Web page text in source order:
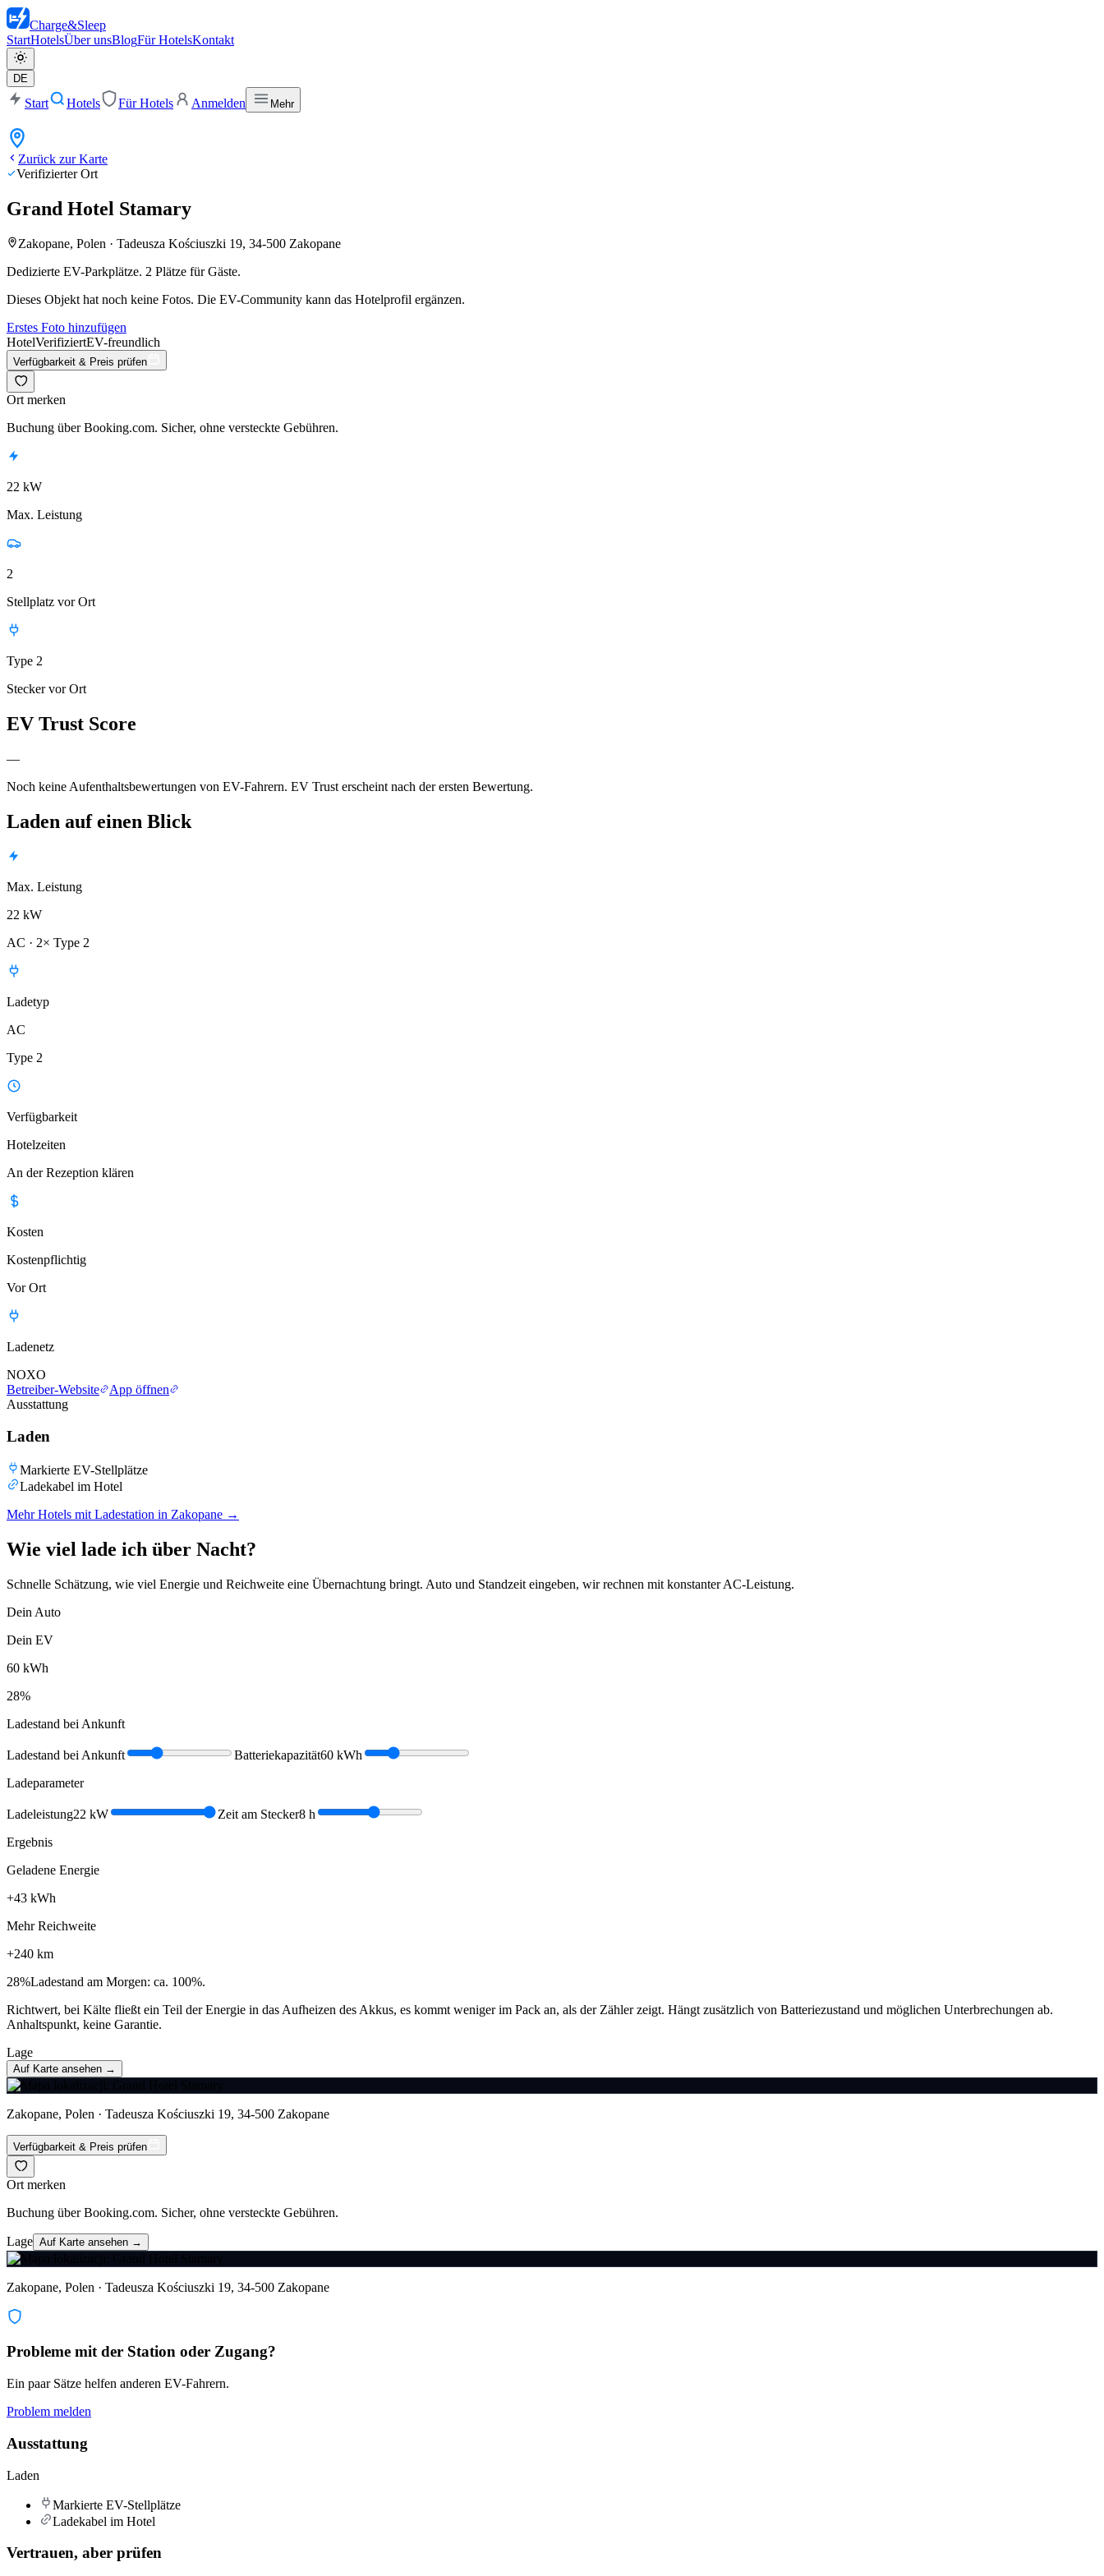
Charge&Sleep
StartHotelsÜber unsBlogFür HotelsKontakt
DE
Start Hotels Für Hotels Anmelden Mehr
Zurück zur Karte
Verifizierter Ort
Grand Hotel Stamary
Zakopane, Polen · Tadeusza Kościuszki 19, 34-500 Zakopane
Dedizierte EV-Parkplätze. 2 Plätze für Gäste.
Dieses Objekt hat noch keine Fotos. Die EV-Community kann das Hotelprofil ergänzen.
Erstes Foto hinzufügen
HotelVerifiziertEV-freundlich
Verfügbarkeit & Preis prüfen
Ort merken
Buchung über Booking.com. Sicher, ohne versteckte Gebühren.
22 kW
Max. Leistung
2
Stellplatz vor Ort
Type 2
Stecker vor Ort
EV Trust Score
—
Noch keine Aufenthaltsbewertungen von EV-Fahrern. EV Trust erscheint nach der ersten Bewertung.
Laden auf einen Blick
Max. Leistung
22 kW
AC · 2× Type 2
Ladetyp
AC
Type 2
Verfügbarkeit
Hotelzeiten
An der Rezeption klären
Kosten
Kostenpflichtig
Vor Ort
Ladenetz
NOXO
Betreiber-Website
App öffnen
Ausstattung
Laden
Markierte EV-Stellplätze
Ladekabel im Hotel
Mehr Hotels mit Ladestation in Zakopane →
Wie viel lade ich über Nacht?
Schnelle Schätzung, wie viel Energie und Reichweite eine Übernachtung bringt. Auto und Standzeit eingeben, wir rechnen mit konstanter AC-Leistung.
Dein Auto
Dein EV
60 kWh
28%
Ladestand bei Ankunft
Ladestand bei Ankunft Batteriekapazität60 kWh
Ladeparameter
Ladeleistung22 kW Zeit am Stecker8 h
Ergebnis
Geladene Energie
+43 kWh
Mehr Reichweite
+240 km
28%Ladestand am Morgen: ca. 100%.
Richtwert, bei Kälte fließt ein Teil der Energie in das Aufheizen des Akkus, es kommt weniger im Pack an, als der Zähler zeigt. Hängt zusätzlich von Batteriezustand und möglichen Unterbrechungen ab.
Anhaltspunkt, keine Garantie.
Lage
Auf Karte ansehen →
Zakopane, Polen · Tadeusza Kościuszki 19, 34-500 Zakopane
Verfügbarkeit & Preis prüfen
Ort merken
Buchung über Booking.com. Sicher, ohne versteckte Gebühren.
Lage Auf Karte ansehen →
Zakopane, Polen · Tadeusza Kościuszki 19, 34-500 Zakopane
Probleme mit der Station oder Zugang?
Ein paar Sätze helfen anderen EV-Fahrern.
Problem melden
Ausstattung
Laden
Markierte EV-Stellplätze
Ladekabel im Hotel
Vertrauen, aber prüfen